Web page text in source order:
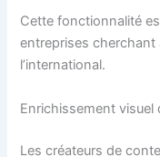
Cette fonctionnalité
entreprises cherchant
l’international.
Enrichissement
Les créateurs de